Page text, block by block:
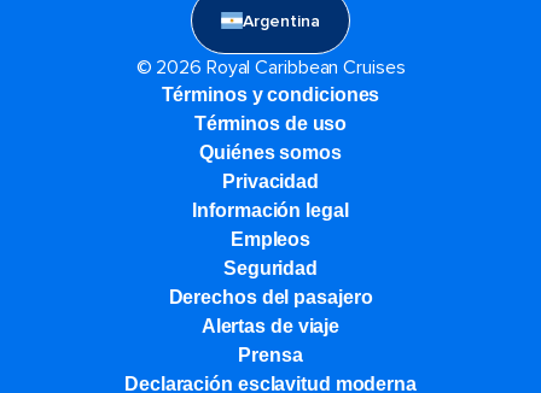
Argentina
© 2026 Royal Caribbean Cruises
Términos y condiciones
Términos de uso
Quiénes somos
Privacidad
Información legal
Empleos
Seguridad
Derechos del pasajero
Alertas de viaje
Prensa
Declaración esclavitud moderna